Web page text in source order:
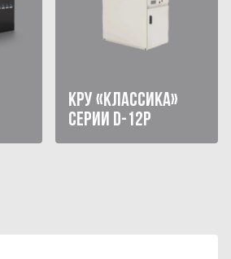
КРУ «КЛАССИКА»
СЕРИИ D-12P